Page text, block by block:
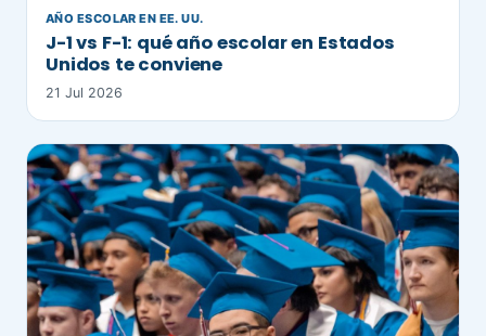
AÑO ESCOLAR EN EE. UU.
J-1 vs F-1: qué año escolar en Estados
Unidos te conviene
21 Jul 2026